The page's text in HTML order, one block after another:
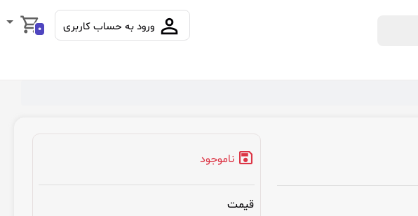
0 ورود به حساب کاربری
ناموجود
قیمت